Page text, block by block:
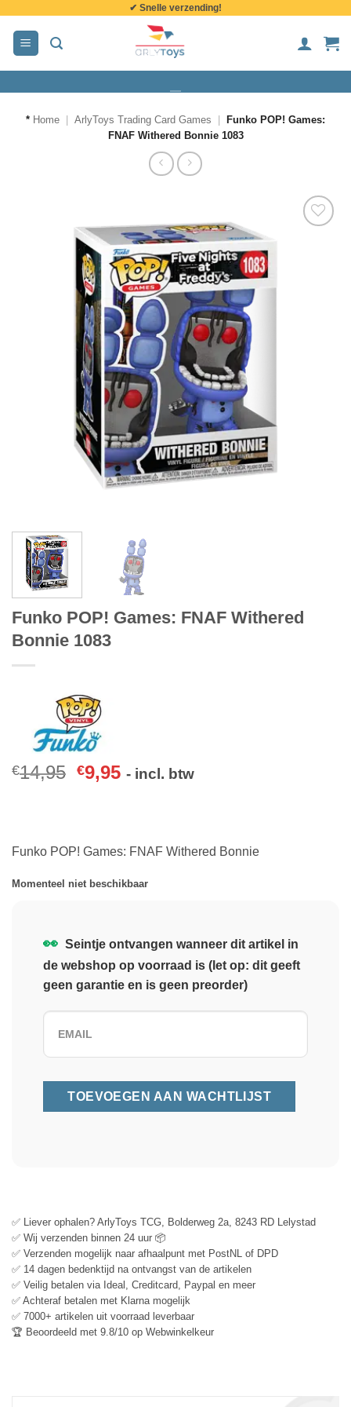
inhoud
✔ Snelle verzending!
* Home ArlyToys Trading Card Games
Funko POP! Games:
FNAF Withered Bonnie 1083
Funko POP! Games: FNAF Withered
Bonnie 1083
€14,95 €9,95 - incl. btw
Funko POP! Games: FNAF Withered Bonnie
Momenteel niet beschikbaar
👀 Seintje ontvangen wanneer dit artikel in
de webshop op voorraad is (let op: dit geeft
geen garantie en is geen preorder)
✅ Liever ophalen? ArlyToys TCG, Bolderweg 2a, 8243 RD Lelystad
✅ Wij verzenden binnen 24 uur 📦
✅ Verzenden mogelijk naar afhaalpunt met PostNL of DPD
✅ 14 dagen bedenktijd na ontvangst van de artikelen
✅ Veilig betalen via Ideal, Creditcard, Paypal en meer
✅ Achteraf betalen met Klarna mogelijk
✅ 7000+ artikelen uit voorraad leverbaar
🏆 Beoordeeld met 9.8/10 op Webwinkelkeur